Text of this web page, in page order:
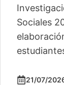
Sociales
21/07/